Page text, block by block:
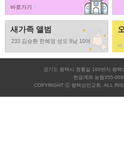
바로가기
새가족 앨범
233 김승환 한혜영 성도 8남 10여
바
경기도 평택시 청룡길 160번지 평
헌금계좌 농협355-
COPYRIGHT ⓒ 평택성민교회. ALL